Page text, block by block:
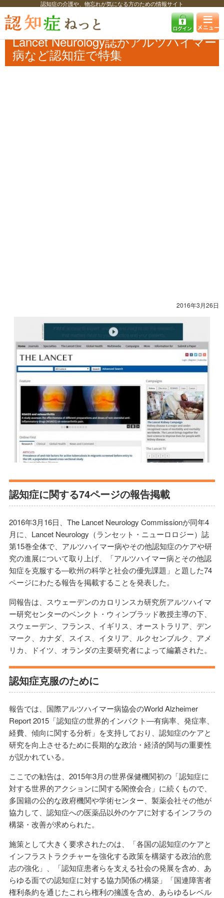
認知症の介護や、物忘れが気になる方のための情報サイト
認知症ねっと 認知症最新ニュース 学術・調査
Lancet Neurology誌が
アルツハイマー病など認知症で特集
Lancet Neurology誌がアルツハイマー
病など認知症で特集
2016年3月26日
認知症に関する74ページの報告掲載
2016年3月16日、The Lancet Neurology Commissionが同年4
月に、Lancet Neurology（ランセット・ニューロロジー）誌
第15巻全体で、アルツハイマー病やその他認知症のケアや研
究の進展について取り上げ、「アルツハイマー病とその他認
知症を克服する―欧州の科学と社会の優先課題」と題した74
ページにわたる報告を掲載することを発表した。
同報告は、スウェーデンのカロリンスカ研究所アルツハイマ
ー研究センターのベンクト・ウィンブラッド教授主導の下、
スウェーデン、フランス、イギリス、オーストラリア、デン
マーク、カナダ、スイス、イタリア、ルクセンブルク、アメ
リカ、ドイツ、オランダの主要研究者によって編纂された。
認知症克服のために
報告では、国際アルツハイマー病協会のWorld Alzheimer
Report 2015「認知症の世界的インパクト―有病率、発症率、
経費、傾向に関する分析」を支持しており、認知症のケアと
研究を向上させるために長期的な政治・経済的関与の重要性
が説かれている。
ここでの勧告は、2015年3月の世界保健機関初の「認知症に
対する世界的アクションに関する閣僚会合」に続くもので、
多国籍の公的な政府機関や学術センター、製薬会社その他が
協力して、認知症への医薬品以外のケアに対するインフラの
構築・改善が求められた。
施策として大きく要求されたのは、「各国の認知症のケアと
インフラストラクチャーを強化する政策を構築する政治的意
志の強化」、「認知症患者らを支える社会の発展を含め、あ
らゆる面での認知症に対する協力関係の構築」「国連障害者
権利条約を通じたこれら権利の擁護を含め、あらゆるレベル